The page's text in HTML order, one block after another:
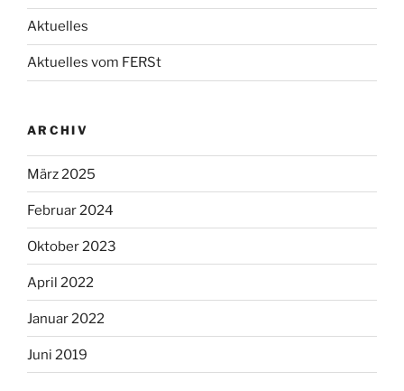
Aktuelles
Aktuelles vom FERSt
ARCHIV
März 2025
Februar 2024
Oktober 2023
April 2022
Januar 2022
Juni 2019